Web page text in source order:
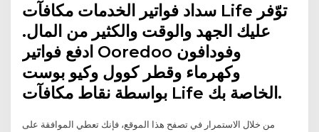
سداد فواتير الخدمات مكافآت Life توّفر
عليك الجهد والوقت والكثير من المال.
ادفع فواتير Ooredoo وفودافون
وكهرماء وقطر كوول وكيو بوست
بواسطة نقاط مكافآت Life الخاصة بك.
من خلال الاستمرار في تصفح هذا الموقع، فإنك تعطي الموافقة على